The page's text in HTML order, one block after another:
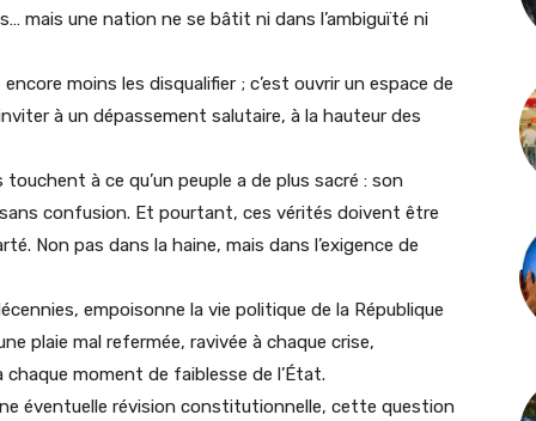
mais une nation ne se bâtit ni dans l’ambiguïté ni
moins les disqualifier ; c’est ouvrir un espace de
à un dépassement salutaire, à la hauteur des
à ce qu’un peuple a de plus sacré : son
confusion. Et pourtant, ces vérités doivent être
Non pas dans la haine, mais dans l’exigence de
empoisonne la vie politique de la République
plaie mal refermée, ravivée à chaque crise,
moment de faiblesse de l’État.
éventuelle révision constitutionnelle, cette question